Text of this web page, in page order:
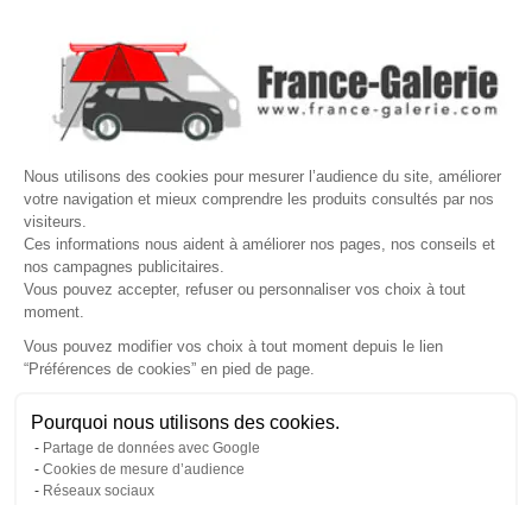
Nous utilisons des cookies pour mesurer l’audience du site, améliorer
votre navigation et mieux comprendre les produits consultés par nos
visiteurs.
Ces informations nous aident à améliorer nos pages, nos conseils et
nos campagnes publicitaires.
Vous pouvez accepter, refuser ou personnaliser vos choix à tout
moment.
Vous pouvez modifier vos choix à tout moment depuis le lien
“Préférences de cookies” en pied de page.
Pourquoi nous utilisons des cookies.
Partage de données avec Google
Cookies de mesure d’audience
Réseaux sociaux
Gérer mes cookies
VOTRE COMPTE 
Site protégé par reCAPTCHA.
LETTRE D'INFORMATIONS
© Copyright 2026 France Galerie. Tous droits reservés.